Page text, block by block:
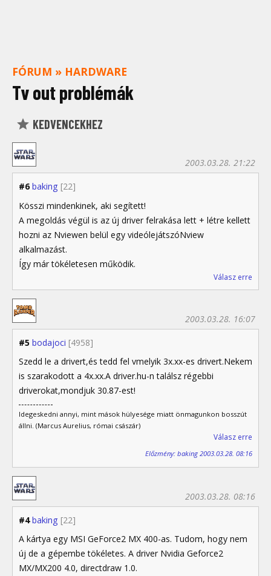
FÓRUM » HARDWARE
Tv out problémák
KEDVENCEKHEZ
#6 baking [22]
2003.03.28. 21:22
Kösszi mindenkinek, aki segített!
A megoldás végül is az új driver felrakása lett + létre kellett
hozni az Nviewen belül egy videólejátszóNview
alkalmazást.
Így már tökéletesen működik.
Válasz erre
#5 bodajoci [4958]
2003.03.28. 16:07
Szedd le a drivert,és tedd fel vmelyik 3x.xx-es drivert.Nekem
is szarakodott a 4x.xx.A driver.hu-n találsz régebbi
driverokat,mondjuk 30.87-est!
Idegeskedni annyi, mint mások hülyesége miatt önmagunkon bosszút
állni. (Marcus Aurelius, római császár)
Válasz erre
Előzmény: baking 2003.03.28. 08:16
#4 baking [22]
2003.03.28. 08:16
A kártya egy MSI GeForce2 MX 400-as. Tudom, hogy nem
új de a gépembe tökéletes. A driver Nvidia Geforce2
MX/MX200 4.0, directdraw 1.0.